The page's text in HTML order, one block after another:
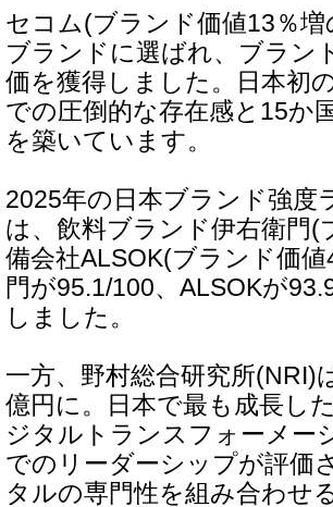
セコム(ブランド価値13％
ブランドに選ばれ、ブラン
価を獲得しました。日本初
での圧倒的な存在感と15か
を築いています。
2025年の日本ブランド強度
は、飲料ブランド伊右衛門
備会社ALSOK(ブランド価
門が95.1/100、ALSOKが
しました。
一方、野村総合研究所
億円に。日本で最も成長し
ジタルトランスフォーメー
でのリーダーシップが評価
タルの専門性を組み合わせ